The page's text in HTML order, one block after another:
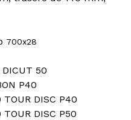
700x28
DICUT 50
P40
TOUR DISC P40
TOUR DISC P50